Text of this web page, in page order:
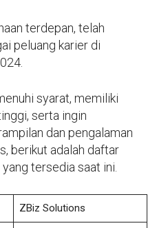
terdepan, telah
peluang karier di
syarat, memiliki
serta ingin
dan pengalaman
berikut adalah daftar
tersedia saat ini.
ZBiz Solutions